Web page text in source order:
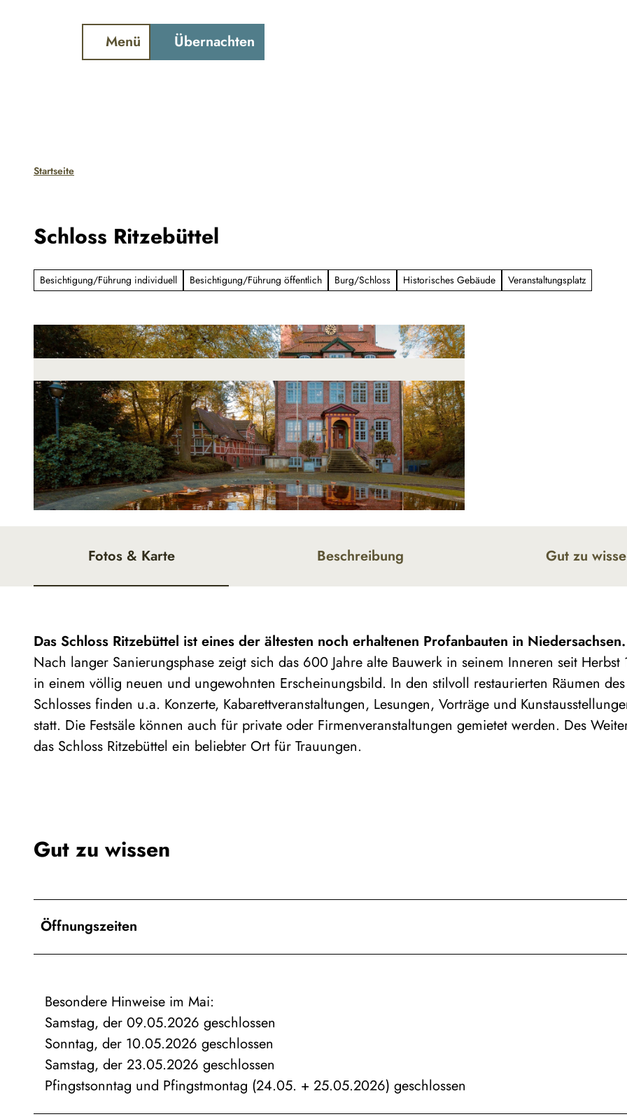
Menü Übernachten
Startseite
Schloss Ritzebüttel
Besichtigung/Führung individuell Besichtigung/Führung öffentlich Burg/Schloss Historisches Gebäude Veranstaltungsplatz
Fotos & Karte Beschreibung Gut zu
Das Schloss Ritzebüttel ist eines der ältesten noch erhaltenen Profanbauten in Niedersachsen.
Nach langer Sanierungsphase zeigt sich das 600 Jahre alte Bauwerk in seinem Inneren seit Herbst
in einem völlig neuen und ungewohnten Erscheinungsbild. In den stilvoll restaurierten Räumen des
Schlosses finden u.a. Konzerte, Kabarettveranstaltungen, Lesungen, Vorträge und
statt. Die Festsäle können auch für private oder Firmenveranstaltungen gemietet werden. Des
das Schloss Ritzebüttel ein beliebter Ort für Trauungen.
Gut zu wissen
Öffnungszeiten
Besondere Hinweise im Mai:
Samstag, der 09.05.2026 geschlossen
Sonntag, der 10.05.2026 geschlossen
Samstag, der 23.05.2026 geschlossen
Pfingstsonntag und Pfingstmontag (24.05. + 25.05.2026) geschlossen